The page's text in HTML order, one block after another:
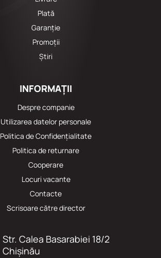
Plată
Garanție
Promoții
Știri
INFORMAȚII
Despre companie
Utilizarea datelor personale
Politica de Confidențialitate
Politica de returnare
Cooperare
Locuri vacante
Сontacte
Scrisoare către director
Str. Calea Basarabiei 18/2
Chişinău